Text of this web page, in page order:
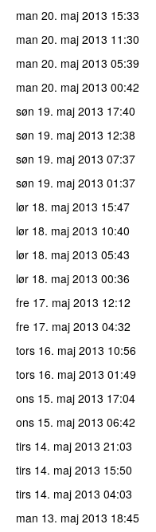
man 20. maj 2013 15:33
man 20. maj 2013 11:30
man 20. maj 2013 05:39
man 20. maj 2013 00:42
søn 19. maj 2013 17:40
søn 19. maj 2013 12:38
søn 19. maj 2013 07:37
søn 19. maj 2013 01:37
lør 18. maj 2013 15:47
lør 18. maj 2013 10:40
lør 18. maj 2013 05:43
lør 18. maj 2013 00:36
fre 17. maj 2013 12:12
fre 17. maj 2013 04:32
tors 16. maj 2013 10:56
tors 16. maj 2013 01:49
ons 15. maj 2013 17:04
ons 15. maj 2013 06:42
tirs 14. maj 2013 21:03
tirs 14. maj 2013 15:50
tirs 14. maj 2013 04:03
man 13. maj 2013 18:45